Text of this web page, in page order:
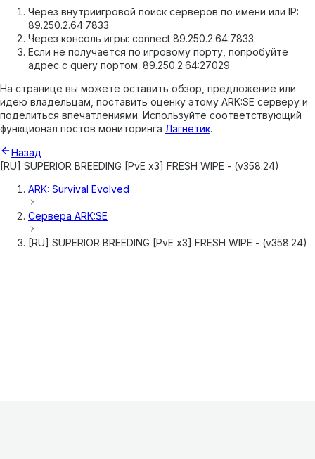
Через внутриигровой поиск серверов по имени или IP:
89.250.2.64:7833
Через консоль игры: connect 89.250.2.64:7833
Если не получается по игровому порту, попробуйте
адрес с query портом: 89.250.2.64:27029
На странице вы можете оставить обзор, предложение или
идею владельцам, поставить оценку этому ARK:SE серверу и
поделиться впечатлениями. Используйте соответствующий
функционал постов мониторинга Лагнетик.
Назад
[RU] SUPERIOR BREEDING [PvE x3] FRESH WIPE - (v358.24)
ARK: Survival Evolved
Сервера ARK:SE
[RU] SUPERIOR BREEDING [PvE x3] FRESH WIPE - (v358.24)